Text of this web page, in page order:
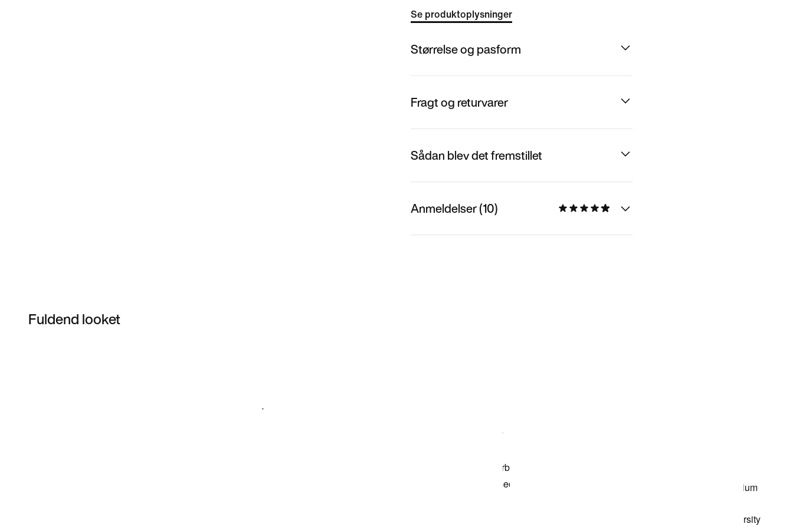
Se produktoplysninger
Størrelse og pasform
Fragt og returvarer
Sådan blev det fremstillet
Anmeldelser (10)
Fuldend looket